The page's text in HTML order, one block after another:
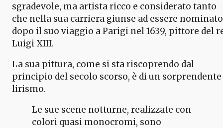
sgradevole, ma artista ricco e considerato tanto
che nella sua carriera giunse ad essere
dopo il suo viaggio a Parigi nel 1639, pittore del
Luigi XIII.
La sua pittura, come si sta riscoprendo dal
principio del secolo scorso, è di un sorprendente
lirismo.
Le sue scene notturne, realizzate con
colori quasi monocromi, sono